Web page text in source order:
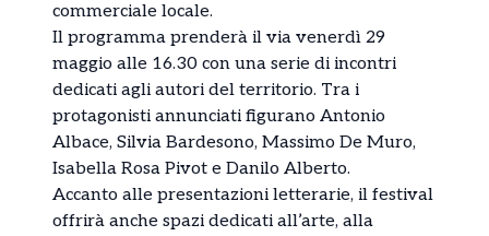
commerciale locale.
Il programma prenderà il via venerdì 29
maggio alle 16.30 con una serie di incontri
dedicati agli autori del territorio. Tra i
protagonisti annunciati figurano Antonio
Albace, Silvia Bardesono, Massimo De Muro,
Isabella Rosa Pivot e Danilo Alberto.
Accanto alle presentazioni letterarie, il festival
offrirà anche spazi dedicati all’arte, alla